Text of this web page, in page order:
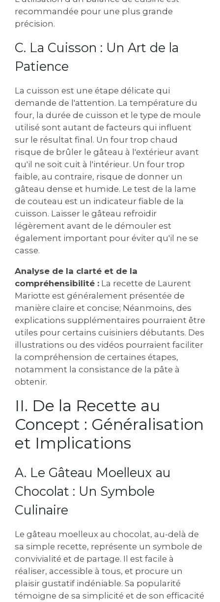
recommandée pour une plus grande
précision.
C. La Cuisson : Un Art de la
Patience
La cuisson est une étape délicate qui
demande de l'attention. La température du
four‚ la durée de cuisson et le type de moule
utilisé sont autant de facteurs qui influent
sur le résultat final. Un four trop chaud
risque de brûler le gâteau à l'extérieur avant
qu'il ne soit cuit à l'intérieur. Un four trop
faible‚ au contraire‚ risque de donner un
gâteau dense et humide. Le test de la lame
de couteau est un indicateur fiable de la
cuisson. Laisser le gâteau refroidir
légèrement avant de le démouler est
également important pour éviter qu'il ne se
casse.
Analyse de la clarté et de la
compréhensibilité : La recette de Laurent
Mariotte est généralement présentée de
manière claire et concise; Néanmoins‚ des
explications supplémentaires pourraient être
utiles pour certains cuisiniers débutants. Des
illustrations ou des vidéos pourraient faciliter
la compréhension de certaines étapes‚
notamment la consistance de la pâte à
obtenir.
II. De la Recette au
Concept : Généralisation
et Implications
A. Le Gâteau Moelleux au
Chocolat : Un Symbole
Culinaire
Le gâteau moelleux au chocolat‚ au-delà de
sa simple recette‚ représente un symbole de
convivialité et de partage. Il est facile à
réaliser‚ accessible à tous‚ et procure un
plaisir gustatif indéniable. Sa popularité
témoigne de sa simplicité et de son efficacité